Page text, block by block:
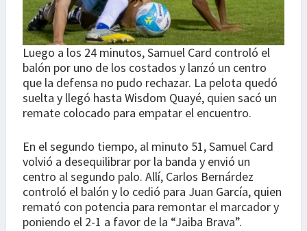
Luego a los 24 minutos, Samuel Card controló el
balón por uno de los costados y lanzó un centro
que la defensa no pudo rechazar. La pelota quedó
suelta y llegó hasta Wisdom Quayé, quien sacó un
remate colocado para empatar el encuentro.
En el segundo tiempo, al minuto 51, Samuel Card
volvió a desequilibrar por la banda y envió un
centro al segundo palo. Allí, Carlos Bernárdez
controló el balón y lo cedió para Juan García, quien
remató con potencia para remontar el marcador y
poniendo el 2-1 a favor de la “Jaiba Brava”.